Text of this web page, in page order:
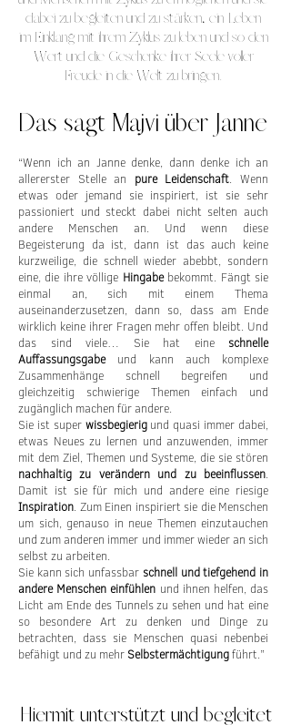
dabei zu begleiten und zu stärken, ein Leben
im Einklang mit ihrem Zyklus zu leben und so den
Wert und die Geschenke ihrer Seele voller
Freude in die Welt zu bringen.
Das sagt Majvi über Janne
“Wenn ich an Janne denke, dann denke ich an
allererster Stelle an pure Leidenschaft. Wenn
etwas oder jemand sie inspiriert, ist sie sehr
passioniert und steckt dabei nicht selten auch
andere Menschen an. Und wenn diese
Begeisterung da ist, dann ist das auch keine
kurzweilige, die schnell wieder abebbt, sondern
eine, die ihre völlige Hingabebekommt. Fängt sie
einmal an, sich mit einem Thema
auseinanderzusetzen, dann so, dass am Ende
wirklich keine ihrer Fragen mehr offen bleibt. Und
das sind viele… Sie hat eine schnelle
Auffassungsgabeund kann auch komplexe
Zusammenhänge schnell begreifen und
gleichzeitig schwierige Themen einfach und
zugänglich machen für andere.
Sie ist super wissbegierigund quasi immer dabei,
etwas Neues zu lernen und anzuwenden, immer
mit dem Ziel, Themen und Systeme, die sie stören
nachhaltig zu verändern und zu beeinflussen.
Damit ist sie für mich und andere eine riesige
Inspiration. Zum Einen inspiriert sie die Menschen
um sich, genauso in neue Themen einzutauchen
und zum anderen immer und immer wieder an sich
selbst zu arbeiten.
Sie kann sich unfassbar schnell und tiefgehend in
andere Menschen einfühlen und ihnen helfen, das
Licht am Ende des Tunnels zu sehen und hat eine
so besondere Art zu denken und Dinge zu
betrachten, dass sie Menschen quasi nebenbei
befähigt und zu mehr Selbstermächtigungführt.”
Hiermit unterstützt und begleitet